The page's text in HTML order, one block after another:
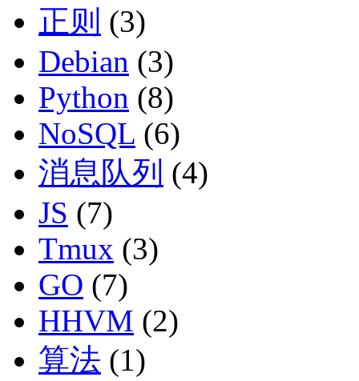
正则 (3)
Debian (3)
Python (8)
NoSQL (6)
消息队列 (4)
JS (7)
Tmux (3)
GO (7)
HHVM (2)
算法 (1)